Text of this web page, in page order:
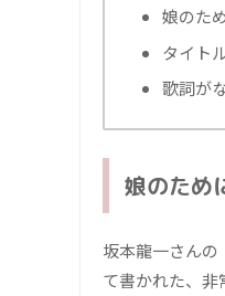
娘のた
タイト
歌詞が
娘のため
坂本龍一さんの
て書かれた、